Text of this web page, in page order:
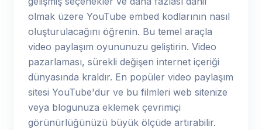
olmak üzere YouTube embed kodlarının nasıl
oluşturulacağını öğrenin. Bu temel araçla
video paylaşım oyununuzu geliştirin. Video
pazarlaması, sürekli değişen internet içeriği
dünyasında kraldır. En popüler video paylaşım
sitesi YouTube'dur ve bu filmleri web sitenize
veya blogunuza eklemek çevrimiçi
görünürlüğünüzü büyük ölçüde artırabilir.